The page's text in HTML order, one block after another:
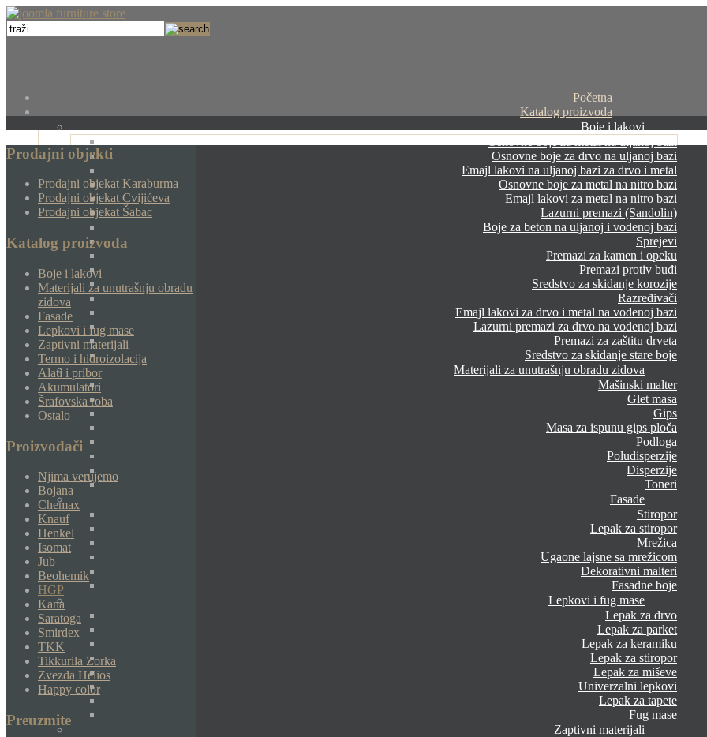
Početna
Katalog proizvoda
Boje i lakovi
Osnovne boje za metal na uljanoj bazi
Osnovne boje za drvo na uljanoj bazi
Emajl lakovi na uljanoj bazi za drvo i metal
Osnovne boje za metal na nitro bazi
Emajl lakovi za metal na nitro bazi
Lazurni premazi (Sandolin)
Boje za beton na uljanoj i vodenoj bazi
Sprejevi
Premazi za kamen i opeku
Premazi protiv buđi
Sredstvo za skidanje korozije
Razređivači
Emajl lakovi za drvo i metal na vodenoj bazi
Lazurni premazi za drvo na vodenoj bazi
Premazi za zaštitu drveta
Sredstvo za skidanje stare boje
Materijali za unutrašnju obradu zidova
Mašinski malter
Glet masa
Gips
Masa za ispunu gips ploča
Podloga
Poludisperzije
Disperzije
Toneri
Fasade
Stiropor
Lepak za stiropor
Mrežica
Ugaone lajsne sa mrežicom
Dekorativni malteri
Fasadne boje
Lepkovi i fug mase
Lepak za drvo
Lepak za parket
Lepak za keramiku
Lepak za stiropor
Lepak za miševe
Univerzalni lepkovi
Lepak za tapete
Fug mase
Zaptivni materijali
Prodajni objekti
Prodajni objekat Karaburma
Prodajni objekat Cvijićeva
Prodajni objekat Šabac
Katalog proizvoda
Boje i lakovi
Materijali za unutrašnju obradu
zidova
Fasade
Lepkovi i fug mase
Zaptivni materijali
Termo i hidroizolacija
Alati i pribor
Akumulatori
Šrafovska roba
Ostalo
Proizvođači
Njima verujemo
Bojana
Chemax
Knauf
Henkel
Isomat
Jub
Beohemik
HGP
Kana
Saratoga
Smirdex
TKK
Tikkurila Zorka
Zvezda Helios
Happy color
Preuzmite